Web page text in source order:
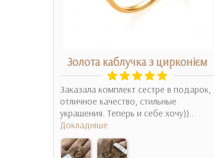
Золота каблучка з цирконієм
Заказала комплект сестре в подарок,
отличное качество, стильные
украшения. Теперь и себе хочу))..
Докладніше